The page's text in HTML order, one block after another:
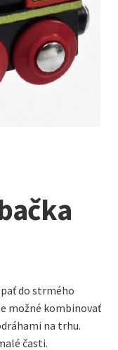
do strmého
možné kombinovať
na trhu.
časti.